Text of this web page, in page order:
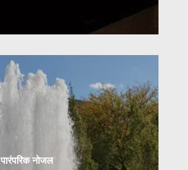
पारंपरिक नोजल